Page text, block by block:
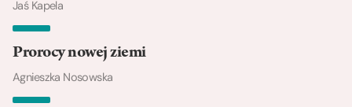
Jaś Kapela
Prorocy nowej ziemi
Agnieszka Nosowska